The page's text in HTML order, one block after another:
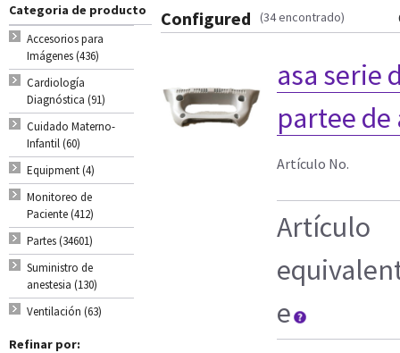
Categoria de producto
Accesorios para
Imágenes (436)
Cardiología
Diagnóstica (91)
Cuidado Materno-
Infantil (60)
Equipment (4)
Monitoreo de
Paciente (412)
Partes (34601)
Suministro de
anestesia (130)
Ventilación (63)
Refinar por:
Configured (34 encontrado)
asa serie
partee de
Artículo No.
Artículo
e